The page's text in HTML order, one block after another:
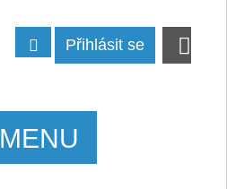
Přihlásit se
MENU